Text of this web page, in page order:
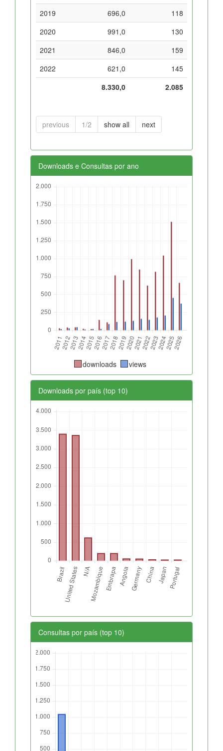
2019
696,0
118
2020
991,0
130
2021
846,0
159
2022
621,0
145
8.330,0
2.085
previous 1/2 show all next
Downloads e Consultas por ano
downloads views
Downloads por país (top 10)
Consultas por país (top 10)